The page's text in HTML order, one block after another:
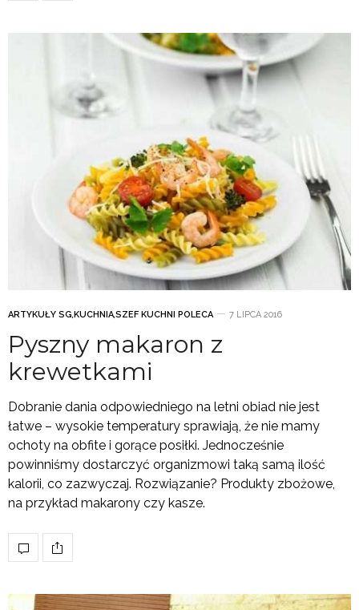
ARTYKUŁY SG,KUCHNIA,SZEF KUCHNI POLECA 7 LIPCA 2016
Pyszny makaron z
krewetkami
Dobranie dania odpowiedniego na letni obiad nie jest
łatwe – wysokie temperatury sprawiają, że nie mamy
ochoty na obfite i gorące posiłki. Jednocześnie
powinniśmy dostarczyć organizmowi taką samą ilość
kalorii, co zazwyczaj. Rozwiązanie? Produkty zbożowe,
na przykład makarony czy kasze.